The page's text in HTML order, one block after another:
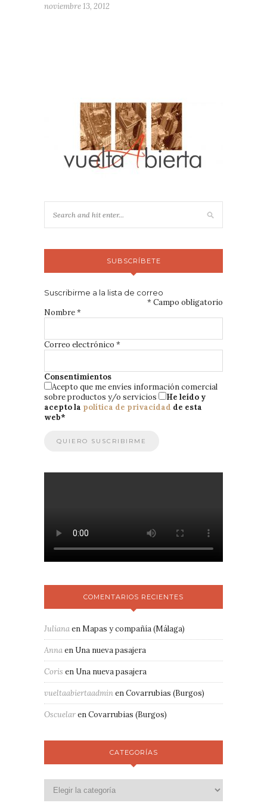
noviembre 13, 2012
SUBSCRÍBETE
Suscribirme a la lista de correo
* Campo obligatorio
Nombre*
Correo electrónico *
Consentimientos
Acepto que me envíes información comercial
sobre productos y/o servicios
He leído y
acepto la política de privacidad de esta
web*
COMENTARIOS RECIENTES
JulianaenMapas y compañía (Málaga)
Annaen Una nueva pasajera
Coris en Una nueva pasajera
vueltaabiertaadminenCovarrubias (Burgos)
OscuelarenCovarrubias (Burgos)
CATEGORÍAS